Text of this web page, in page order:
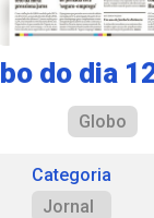
do dia
Globo
Categoria
Jornal